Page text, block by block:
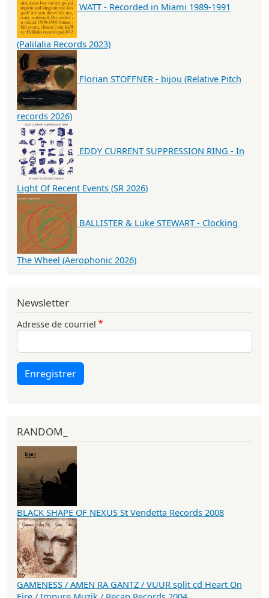
WATT - Recorded in Miami 1989-1991
(Palilalia Records 2023)
Florian STOFFNER - bijou (Relative Pitch
records 2026)
EDDY CURRENT SUPPRESSION RING - In
Light Of Recent Events (SR 2026)
BALLISTER & Luke STEWART - Clocking
The Wheel (Aerophonic 2026)
Newsletter
Adresse de courriel
Enregistrer
RANDOM_
BLACK SHAPE OF NEXUS St Vendetta Records 2008
GAMENESS / AMEN RA GANTZ / VUUR split cd Heart On